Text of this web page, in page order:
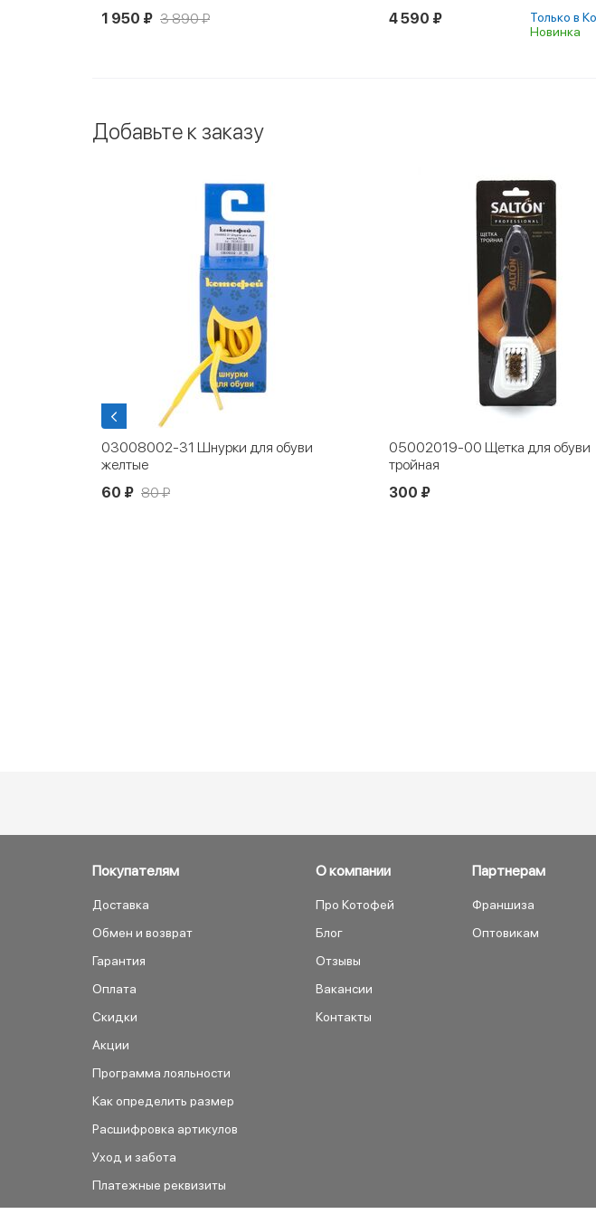
1 950 ₽ 3 890 ₽
4 590 ₽
Только в
Новинка
Добавьте к заказу
03008002-31 Шнурки для обуви
желтые
60 ₽ 80 ₽
05002019-00 Щетка для обуви
тройная
300 ₽
Покупателям
Доставка
Обмен и возврат
Гарантия
Оплата
Скидки
Акции
Программа лояльности
Как определить размер
Расшифровка артикулов
Уход и забота
Платежные реквизиты
О компании
Про Котофей
Блог
Отзывы
Вакансии
Контакты
Партнерам
Франшиза
Оптовикам